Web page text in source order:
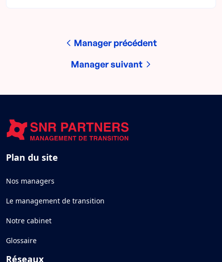
Manager précédent
Manager suivant
Plan du site
Nos managers
Le management de transition
Notre cabinet
Glossaire
Réseaux